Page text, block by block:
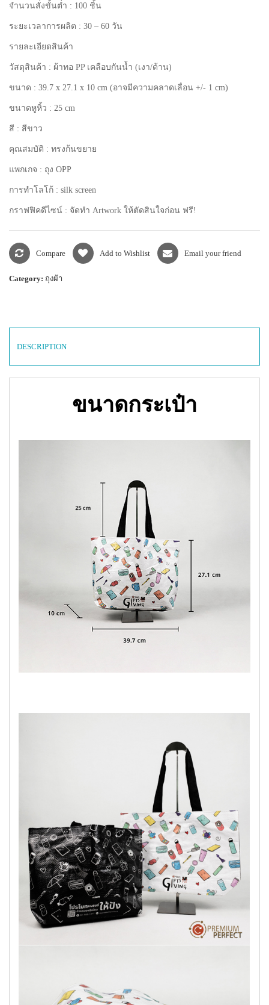
จำนวนสั่งขั้นต่ำ : 100 ชิ้น
ระยะเวลาการผลิต : 30 – 60 วัน
รายละเอียดสินค้า
วัสดุสินค้า : ผ้าทอ PP เคลือบกันน้ำ (เงา/ด้าน)
ขนาด : 39.7 x 27.1 x 10 cm (อาจมีความคลาดเลื่อน +/- 1 cm)
ขนาดหูหิ้ว : 25 cm
สี : สีขาว
คุณสมบัติ : ทรงก้นขยาย
แพกเกจ : ถุง OPP
การทำโลโก้ : silk screen
กราฟฟิคดีไซน์ : จัดทำ Artwork ให้ตัดสินใจก่อน ฟรี!
Compare Add to Wishlist Email your friend
Category: ถุงผ้า
DESCRIPTION
ขนาดกระเป๋า